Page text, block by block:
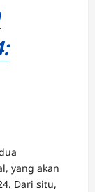
yang akan
Dari situ,